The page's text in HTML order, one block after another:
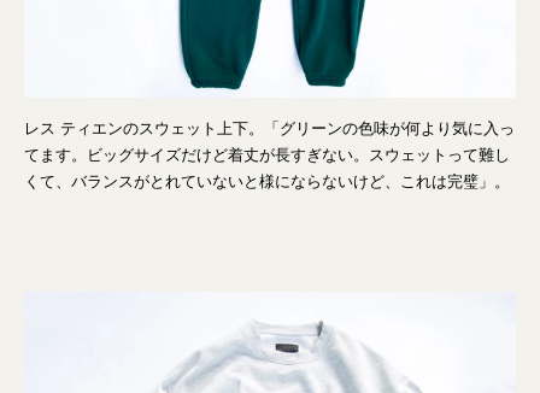
レス ティエンのスウェット上下。「グリーンの色味が何より気に入っ
てます。ビッグサイズだけど着丈が長すぎない。スウェットって難し
くて、バランスがとれていないと様にならないけど、これは完璧」。